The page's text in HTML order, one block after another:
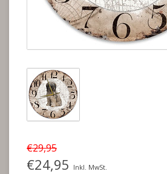
€29,95
€24,95 Inkl. MwSt.